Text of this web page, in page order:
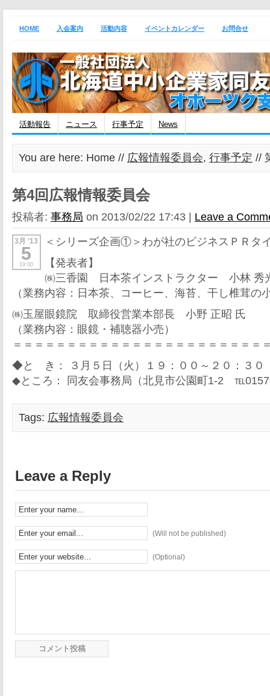
HOME 入会案内 活動内容 イベントカレンダー お問合せ
活動報告 ニュース 行事予定 News
You are here: Home // 広報情報委員会, 行事予定 //
第4回広報情報委員会
投稿者: 事務局 on 2013/02/22 17:43 | Leave a
3月 ’13
5
19:00
＜シリーズ企画①＞わが社のビジネスＰＲタ
【発表者】
㈱三香園 日本茶インストラクター 小林 秀
（業務内容：日本茶、コーヒー、海苔、干し椎茸の
㈱玉屋眼鏡院 取締役営業本部長 小野 正昭 氏
（業務内容：眼鏡・補聴器小売）
＝＝＝＝＝＝＝＝＝＝＝＝＝＝＝＝＝＝＝＝＝＝＝
◆と き： ３月５日（火）１９：００～２０：３０
◆ところ： 同友会事務局（北見市公園町1-2
Tags: 広報情報委員会
Leave a Reply
(Will not be published)
(Optional)